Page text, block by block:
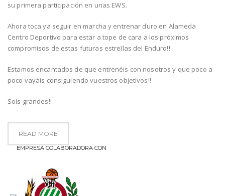
su primera participación en unas EWS.
Ahora toca ya seguir en marcha y entrenar duro en Alameda
Centro Deportivo para estar a tope de cara a los próximos
compromisos de estas futuras estrellas del Enduro!!
Estamos encantados de que entrenéis con nosotros y que poco a
poco vayáis consiguiendo vuestros objetivos!!
Sois grandes!!
READ MORE
EMPRESA COLABORADORA CON